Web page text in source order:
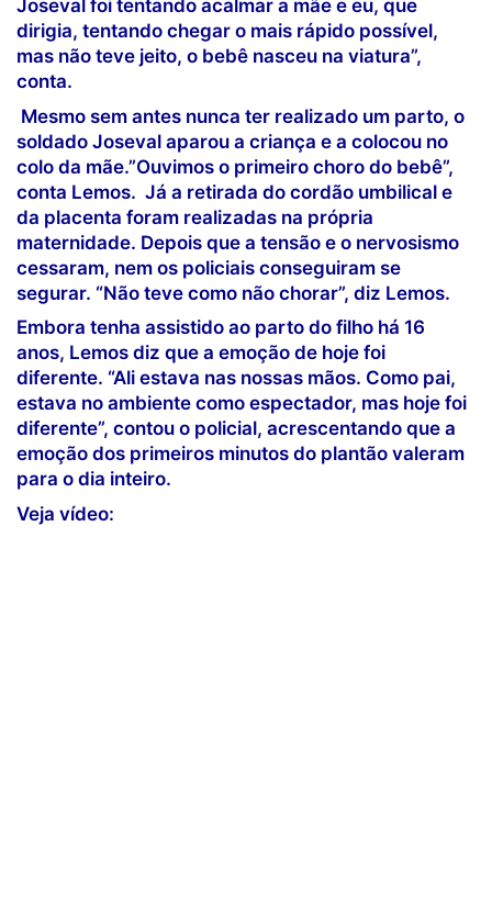
Joseval foi tentando acalmar a mãe e eu, que
dirigia, tentando chegar o mais rápido possível,
mas não teve jeito, o bebê nasceu na viatura”,
conta.
Mesmo sem antes nunca ter realizado um parto, o
soldado Joseval aparou a criança e a colocou no
colo da mãe.”Ouvimos o primeiro choro do bebê”,
conta Lemos. Já a retirada do cordão umbilical e
da placenta foram realizadas na própria
maternidade. Depois que a tensão e o nervosismo
cessaram, nem os policiais conseguiram se
segurar. “Não teve como não chorar”, diz Lemos.
Embora tenha assistido ao parto do filho há 16
anos, Lemos diz que a emoção de hoje foi
diferente. “Ali estava nas nossas mãos. Como pai,
estava no ambiente como espectador, mas hoje foi
diferente”, contou o policial, acrescentando que a
emoção dos primeiros minutos do plantão valeram
para o dia inteiro.
Veja vídeo: